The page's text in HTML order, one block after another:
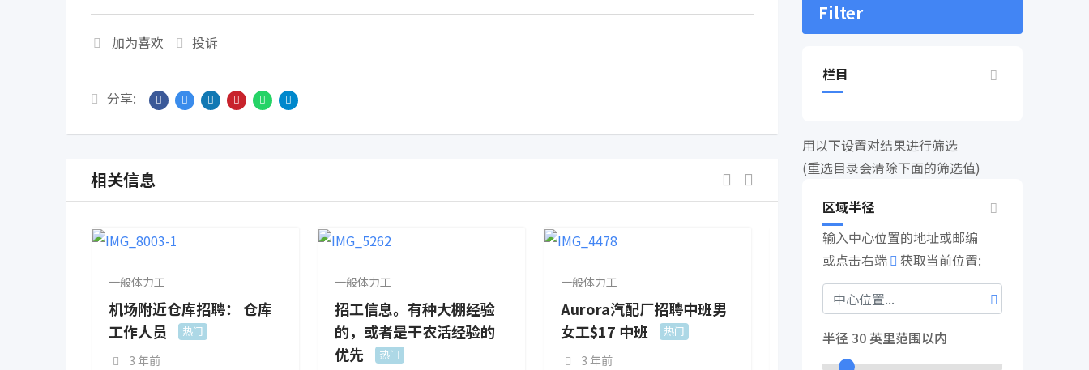
加为喜欢 投诉
分享:
相关信息
一般体力工
机场附近仓库招聘： 仓库
工作人员
热门
3 年前
一般体力工
招工信息。有种大棚经验
的，或者是干农活经验的
优先
热门
一般体力工
Aurora汽配厂招聘中班男
女工$17 中班
热门
3 年前
一般体力工
诚聘水果蔬菜包装员
3 年前
Canada
Filter
栏目
用以下设置对结果进行筛选
(重选目录会清除下面的筛选值)
区域半径
输入中心位置的地址或邮编
或点击右端
获取当前位置:
半径 30英里范围以内